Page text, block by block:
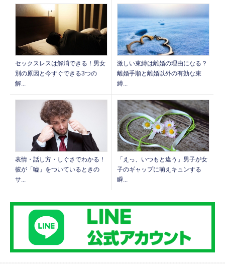
セックスレスは解消できる！男女
別の原因と今すぐできる3つの
解...
激しい束縛は離婚の理由になる？
離婚手順と離婚以外の有効な束
縛...
表情・話し方・しぐさでわかる！
彼が「嘘」をついているときの
サ...
「えっ、いつもと違う」男子が女
子のギャップに萌えキュンする
瞬...